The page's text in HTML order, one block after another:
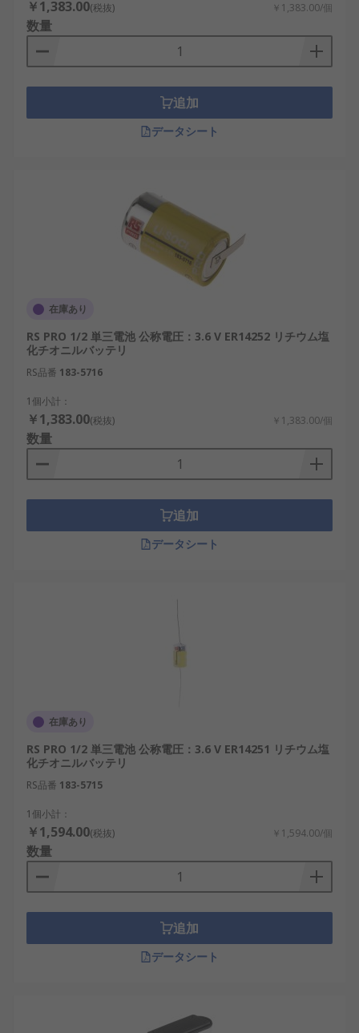
単3の2/3乾電池
が確保でき、ロボット制御基板や無線デバイ
スに利用されます。
単1の2倍乾電池：高容量を必要とする重機用
ライトや緊急用電源に対応する大型サイズ。
特大サイズ乾電池：産業用のバックアップ電
特殊サイズ乾電池のメリット
特殊サイズ乾電池は、用途に応じた電源設計を可能
にする多くの利点があります。
サイズの柔軟性：狭小スペースへの組み込み
スマートキー。
高電圧供給：1.5V、3.6V、12Vなど多様な電圧
リモコン、無線ドアベル。
長寿命設計：過酷な環境下でも長期間安定稼
働。例：気象観測センサー、山岳地帯の監視
高容量：標準乾電池では難しい長時間の電力
供給が可能。例：通信中継装置、災害対策機
器。
ただし、以下のような注意点もあります：
販売価格が標準乾電池より高価
製品設計変更時に代替品の確保が難しいこと
も
電子機器やプロジェクトで使用する電池を選ぶ際に
は、以下のようなポイントを意識することが重要で
す：
電圧：必要な駆動電圧に合わせて選択しま
す。1.5V、3.6V、4.5V、12Vなどが一般的で
や直径にバリエーションがあります。
￥1,383.00(税抜) ￥1,383.00/個
数量
追加
データシート
在庫あり
RS PRO 1/2 単三電池 公称電圧：3.6 V ER14252 リチウム塩
化チオニルバッテリ
RS品番 183-5716
1個小計：
￥1,383.00(税抜) ￥1,383.00/個
数量
追加
データシート
在庫あり
RS PRO 1/2 単三電池 公称電圧：3.6 V ER14251 リチウム塩
化チオニルバッテリ
RS品番 183-5715
1個小計：
￥1,594.00(税抜) ￥1,594.00/個
数量
追加
データシート